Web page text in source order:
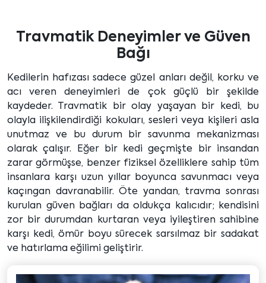
Travmatik Deneyimler ve Güven
Bağı
Kedilerin hafızası sadece güzel anları değil, korku ve
acı veren deneyimleri de çok güçlü bir şekilde
kaydeder. Travmatik bir olay yaşayan bir kedi, bu
olayla ilişkilendirdiği kokuları, sesleri veya kişileri asla
unutmaz ve bu durum bir savunma mekanizması
olarak çalışır. Eğer bir kedi geçmişte bir insandan
zarar görmüşse, benzer fiziksel özelliklere sahip tüm
insanlara karşı uzun yıllar boyunca savunmacı veya
kaçıngan davranabilir. Öte yandan, travma sonrası
kurulan güven bağları da oldukça kalıcıdır; kendisini
zor bir durumdan kurtaran veya iyileştiren sahibine
karşı kedi, ömür boyu sürecek sarsılmaz bir sadakat
ve hatırlama eğilimi geliştirir.